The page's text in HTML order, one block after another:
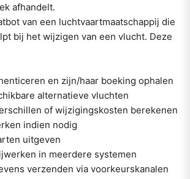
afhandelt.
van een luchtvaartmaatschappij die
bij het wijzigen van een vlucht. Deze
en zijn/haar boeking ophalen
alternatieve vluchten
of wijzigingskosten berekenen
indien nodig
uitgeven
in meerdere systemen
verzenden via voorkeurskanalen